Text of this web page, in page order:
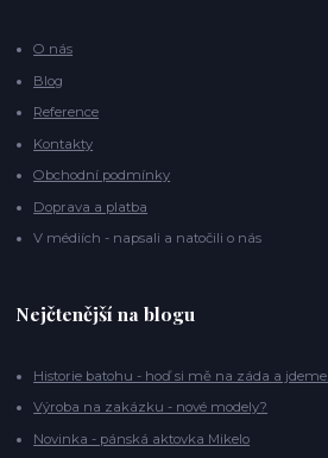
O nás
Blog
Reference
Kontakty
Obchodní podmínky
Doprava a platba
V médiích - napsali a natočili o nás
Nejčtenější na blogu
Historie batohu - hoď si mě na záda a jdeme...
Výroba na zakázku - nové modely?
Novinka - pánská aktovka Mikelo